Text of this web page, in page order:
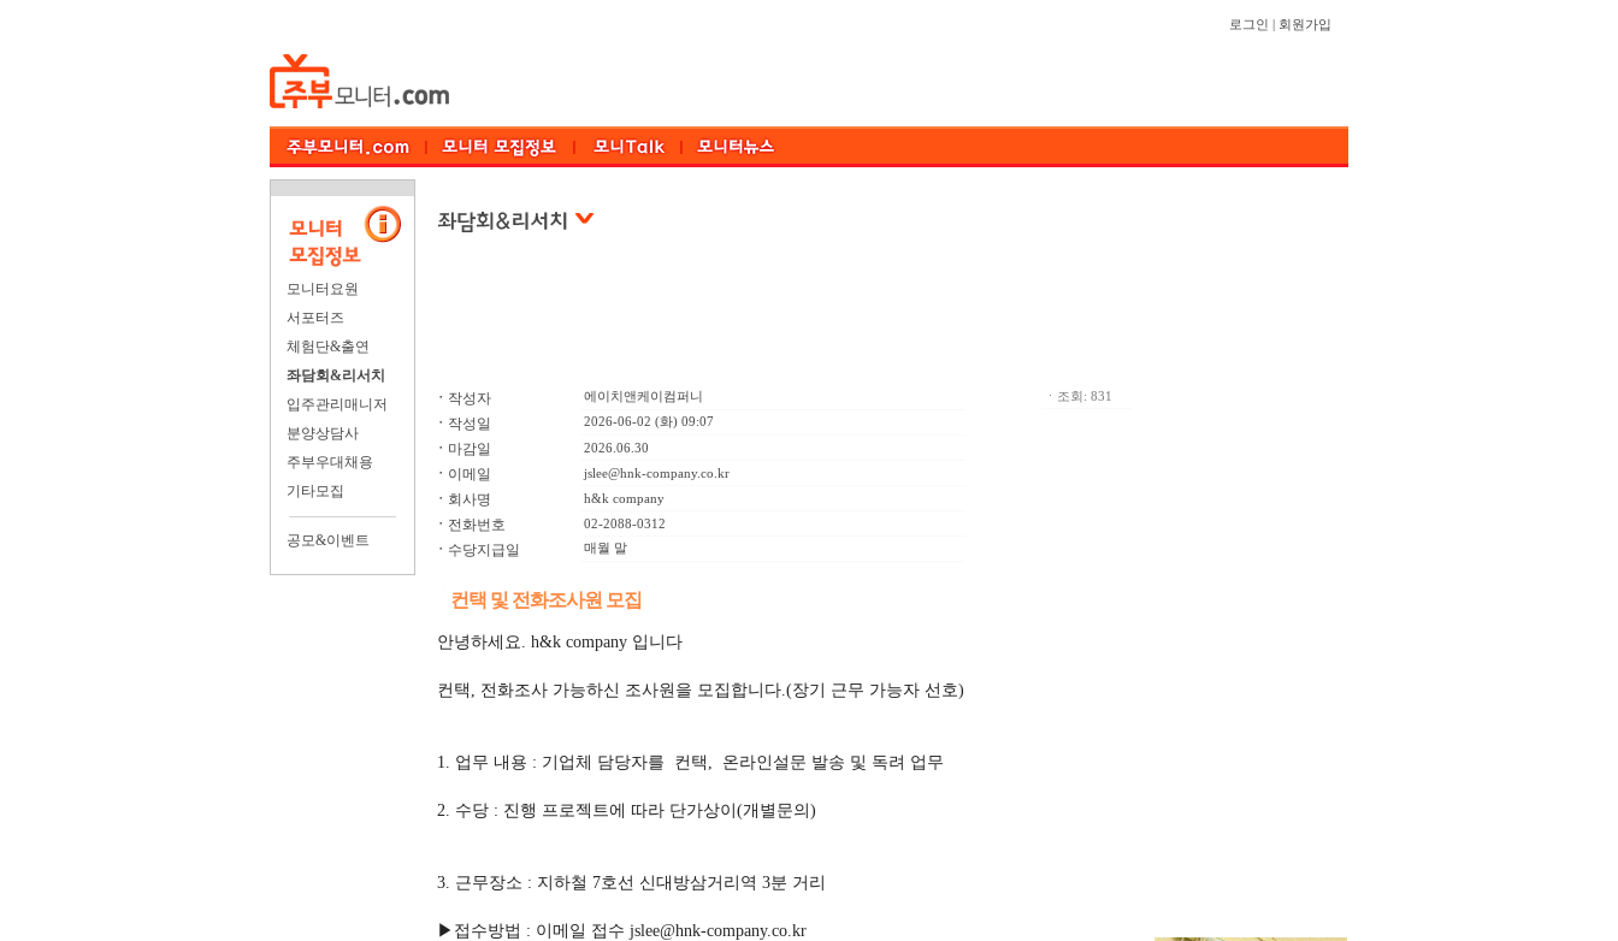
로그인 회원가입
모니터요원
서포터즈
체험단&출연
좌담회&리서치
입주관리매니저
분양상담사
주부우대채용
기타모집
공모&이벤트
ㆍ 작성자 에이치앤케이컴퍼니
ㆍ 작성일 2026-06-02 (화) 09:07
ㆍ 마감일 2026.06.30
ㆍ 이메일 jslee@hnk-company.co.kr
ㆍ 회사명 h&k company
ㆍ 전화번호 02-2088-0312
ㆍ 수당지급일 매월 말
ㆍ조회: 831
컨택 및 전화조사원 모집
안녕하세요. h&k company 입니다
컨택, 전화조사 가능하신 조사원을 모집합니다.(장기 근무 가능자 선호)
1. 업무 내용 : 기업체 담당자를 컨택, 온라인설문 발송 및 독려 업무
2. 수당 : 진행 프로젝트에 따라 단가상이(개별문의)
3. 근무장소 : 지하철 7호선 신대방삼거리역 3분 거리
▶접수방법 : 이메일 접수 jslee@hnk-company.co.kr